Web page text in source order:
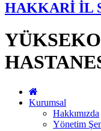
HAKKARİ İL
Kurumsal
Hakkımızda
Yönetim